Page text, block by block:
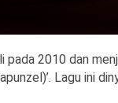
pada 2010 dan
Lagu ini